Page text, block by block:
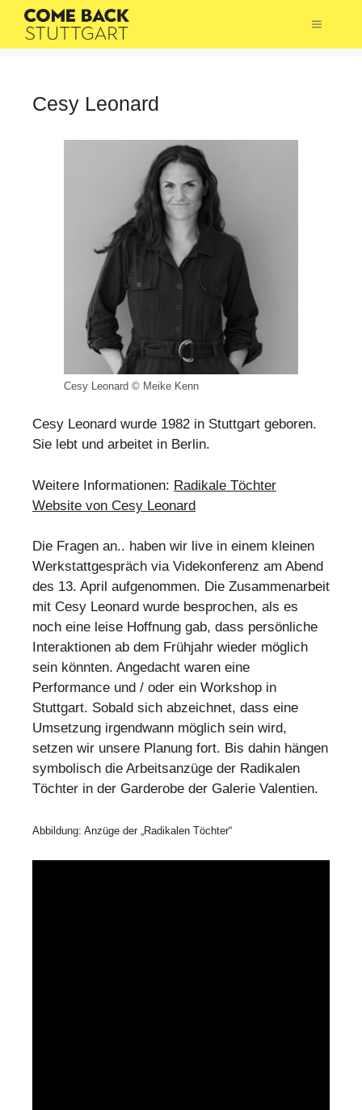
Zum
Inhalt
springen
Menü
Cesy Leonard
Cesy Leonard © Meike Kenn
Cesy Leonard wurde 1982 in Stuttgart geboren.
Sie lebt und arbeitet in Berlin.
Weitere Informationen: Radikale Töchter
Website von Cesy Leonard
Die Fragen an.. haben wir live in einem kleinen
Werkstattgespräch via Videkonferenz am Abend
des 13. April aufgenommen. Die Zusammenarbeit
mit Cesy Leonard wurde besprochen, als es
noch eine leise Hoffnung gab, dass persönliche
Interaktionen ab dem Frühjahr wieder möglich
sein könnten. Angedacht waren eine
Performance und / oder ein Workshop in
Stuttgart. Sobald sich abzeichnet, dass eine
Umsetzung irgendwann möglich sein wird,
setzen wir unsere Planung fort. Bis dahin hängen
symbolisch die Arbeitsanzüge der Radikalen
Töchter in der Garderobe der Galerie Valentien.
Abbildung: Anzüge der „Radikalen Töchter“